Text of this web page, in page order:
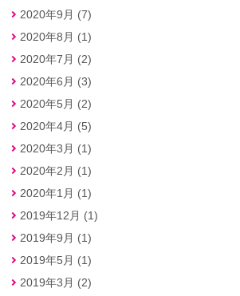
2020年9月 (7)
2020年8月 (1)
2020年7月 (2)
2020年6月 (3)
2020年5月 (2)
2020年4月 (5)
2020年3月 (1)
2020年2月 (1)
2020年1月 (1)
2019年12月 (1)
2019年9月 (1)
2019年5月 (1)
2019年3月 (2)